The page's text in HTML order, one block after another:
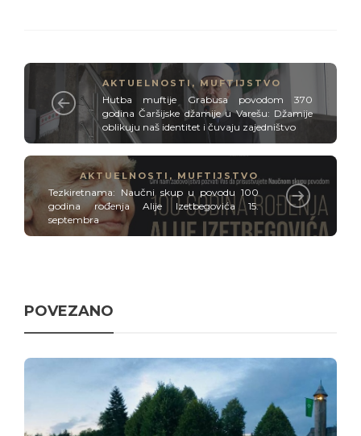
AKTUELNOSTI ,MUFTIJSTVO
Hutba muftije Grabusa povodom 370
godina Čaršijske džamije u Varešu: Džamije
oblikuju naš identitet i čuvaju zajedništvo
AKTUELNOSTI , MUFTIJSTVO
Tezkiretnama: Naučni skup u povodu 100
godina rođenja Alije Izetbegovića 15.
septembra
POVEZANO